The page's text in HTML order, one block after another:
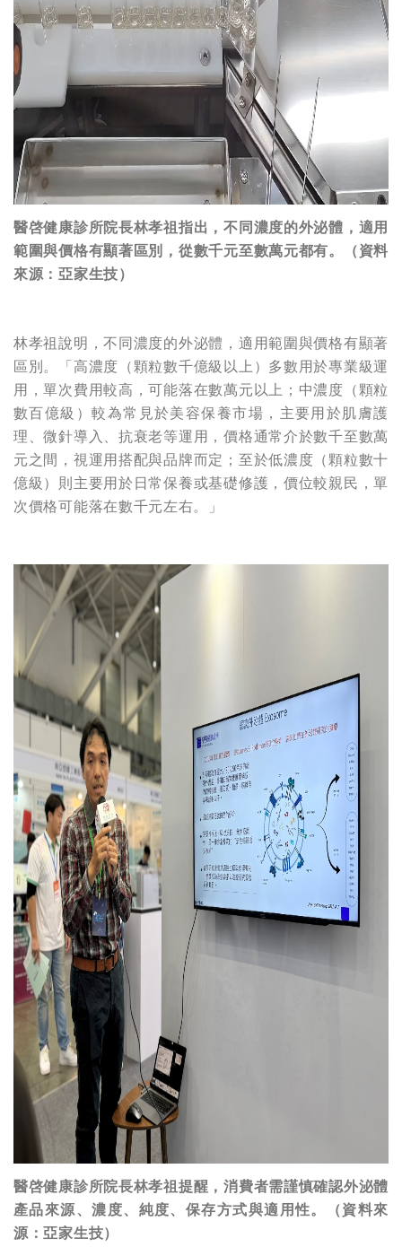
醫啓健康診所院長林孝祖指出，不同濃度的外泌體，適用
範圍與價格有顯著區別，從數千元至數萬元都有。（資料
來源：亞家生技）
林孝祖說明，不同濃度的外泌體，適用範圍與價格有顯著
區別。「高濃度（顆粒數千億級以上）多數用於專業級運
用，單次費用較高，可能落在數萬元以上；中濃度（顆粒
數百億級）較為常見於美容保養市場，主要用於肌膚護
理、微針導入、抗衰老等運用，價格通常介於數千至數萬
元之間，視運用搭配與品牌而定；至於低濃度（顆粒數十
億級）則主要用於日常保養或基礎修護，價位較親民，單
次價格可能落在數千元左右。」
醫啓健康診所院長林孝祖提醒，消費者需謹慎確認外泌體
產品來源、濃度、純度、保存方式與適用性。（資料來
源：亞家生技）